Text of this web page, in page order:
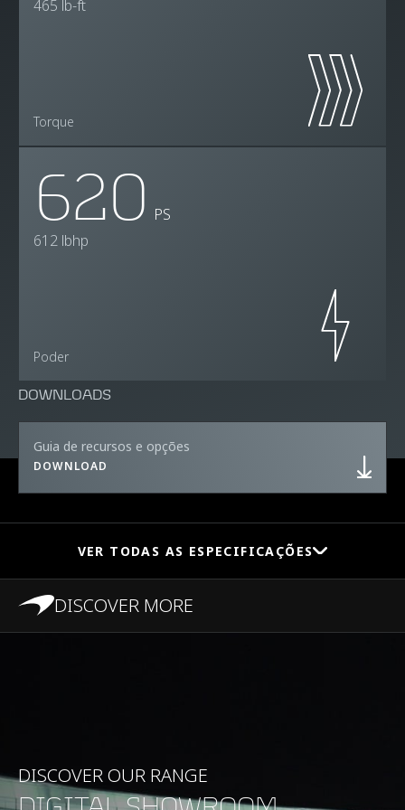
465 lb-ft
Torque
620 PS
612 lbhp
Poder
DOWNLOADS
Guia de recursos e opções
DOWNLOAD
VER TODAS AS ESPECIFICAÇÕES
0 a 200 KM/H (0 a 124
9.0s
DISCOVER MORE
DISCOVER OUR RANGE